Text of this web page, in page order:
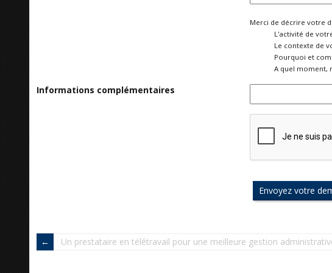
Merci de décrire votre
L'activité de
Le contexte de
Pourquoi et
A quel moment,
Informations complémentaires
Un prestataire en télétravail pour une meilleure gestion